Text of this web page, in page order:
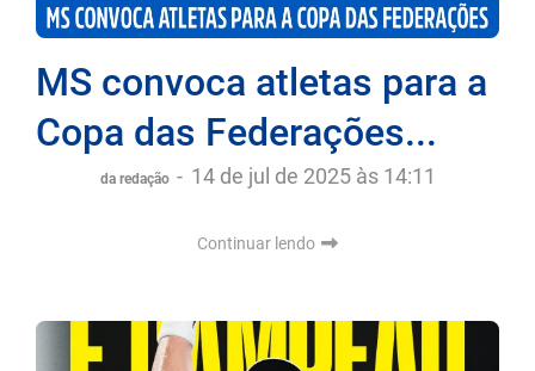
MS convoca atletas para a
Copa das Federações...
da redação - 14 de jul de 2025 às 14:11
Continuar lendo